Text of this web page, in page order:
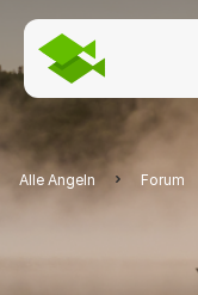
Alle Angeln Forum